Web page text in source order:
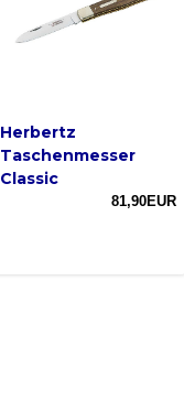
Herbertz
Taschenmesser
Classic
81,90EUR